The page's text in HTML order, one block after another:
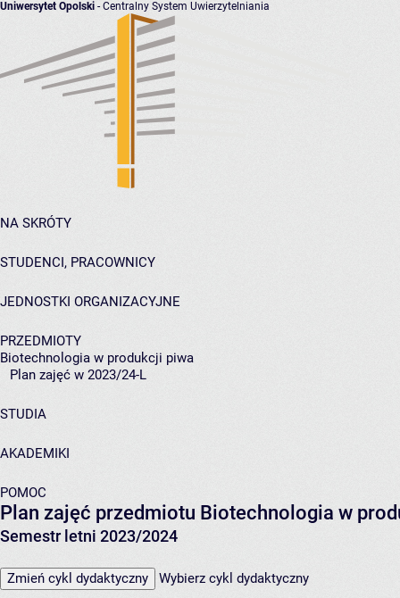
Uniwersytet Opolski - Centralny System Uwierzytelniania
NA SKRÓTY
STUDENCI, PRACOWNICY
JEDNOSTKI ORGANIZACYJNE
PRZEDMIOTY
Biotechnologia w produkcji piwa
Plan zajęć w 2023/24-L
STUDIA
AKADEMIKI
POMOC
Plan zajęć przedmiotu Biotechnologia w
Semestr letni 2023/2024
Zmień cykl dydaktyczny Wybierz cykl dydaktyczny